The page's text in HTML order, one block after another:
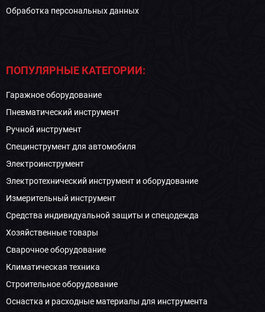
Обработка персональных данных
ПОПУЛЯРНЫЕ КАТЕГОРИИ:
Гаражное оборудование
Пневматический инструмент
Ручной инструмент
Специнструмент для автомобиля
Электроинструмент
Электротехнический инструмент и оборудование
Измерительный инструмент
Средства индивидуальной защиты и спецодежда
Хозяйственные товары
Сварочное оборудование
Климатическая техника
Строительное оборудование
Оснастка и расходные материалы для инструмента